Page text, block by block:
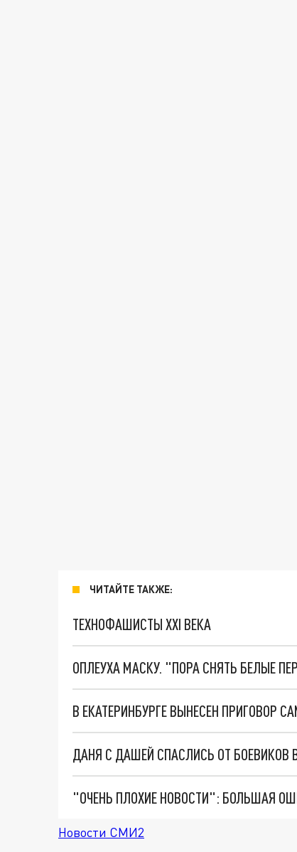
ЧИТАЙТЕ ТАКЖЕ:
ТЕХНОФАШИСТЫ XXI ВЕКА
ОПЛЕУХА МАСКУ. "ПОРА СНЯТЬ БЕЛЫЕ
В ЕКАТЕРИНБУРГЕ ВЫНЕСЕН ПРИГОВОР
ДАНЯ С ДАШЕЙ СПАСЛИСЬ ОТ
Новости СМИ2